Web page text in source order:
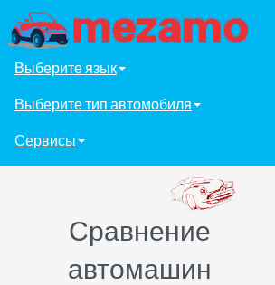
Выберите язык
Выберите тип автомобиля
Сервисы
Сравнение
автомашин